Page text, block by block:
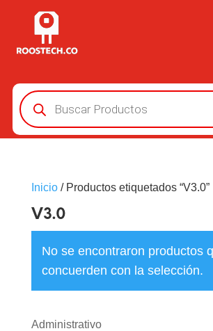
Búsqueda
de
productos
Inicio/ Productos etiquetados “V3.0”
V3.0
No se encontraron productos
concuerden con la selección.
Administrativo